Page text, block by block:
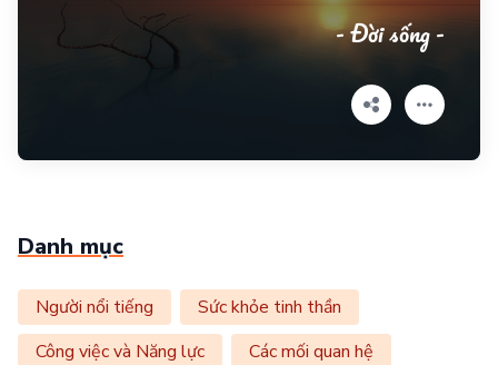
- Đời sống -
Danh mục
Người nổi tiếng
Sức khỏe tinh thần
Công việc và Năng lực
Các mối quan hệ